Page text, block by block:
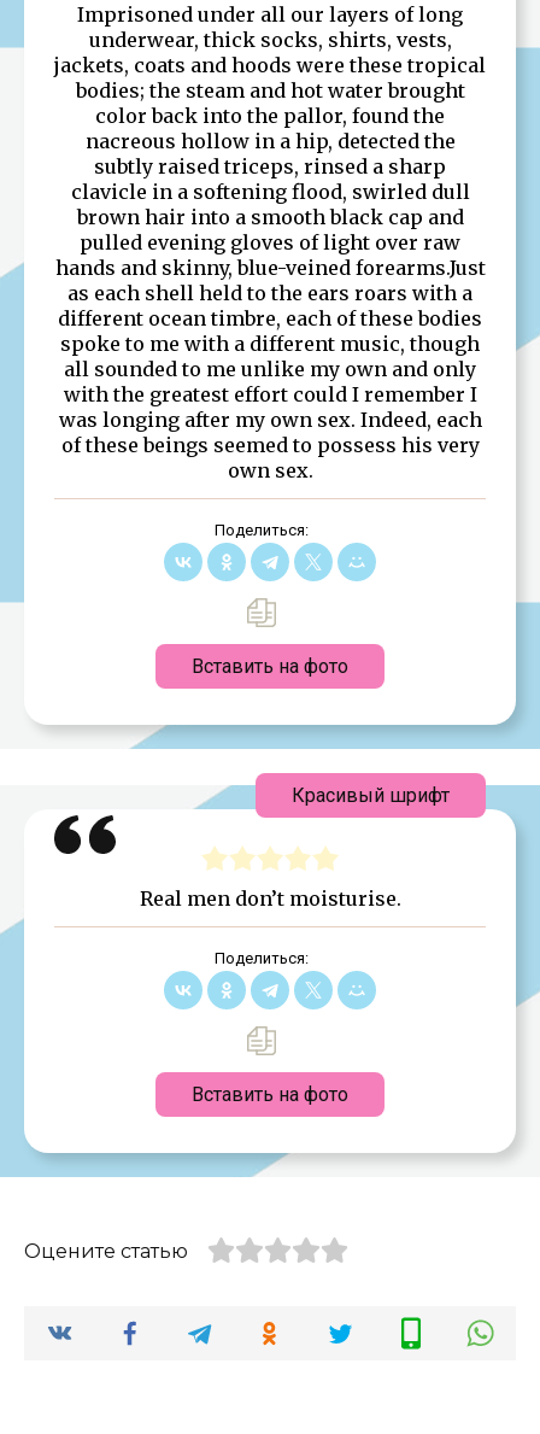
Imprisoned under all our layers of long
underwear, thick socks, shirts, vests,
jackets, coats and hoods were these tropical
bodies; the steam and hot water brought
color back into the pallor, found the
nacreous hollow in a hip, detected the
subtly raised triceps, rinsed a sharp
clavicle in a softening flood, swirled dull
brown hair into a smooth black cap and
pulled evening gloves of light over raw
hands and skinny, blue-veined forearms.Just
as each shell held to the ears roars with a
different ocean timbre, each of these bodies
spoke to me with a different music, though
all sounded to me unlike my own and only
with the greatest effort could I remember I
was longing after my own sex. Indeed, each
of these beings seemed to possess his very
own sex.
Поделиться:
Вставить на фото
Real men don’t moisturise.
Поделиться:
Вставить на фото
Красивый шрифт
Оцените статью